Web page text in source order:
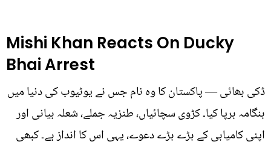
Mishi Khan Reacts On Ducky
Bhai Arrest
ڈکی بھائی — پاکستان کا وہ نام جس نے یوٹیوب کی دنیا میں
ہنگامہ برپا کیا۔ کڑوی سچائیاں، طنزیہ جملے، شعلہ بیانی اور
اپنی کامیابی کے بڑے بڑے دعوے، یہی اس کا انداز ہے۔ کبھی